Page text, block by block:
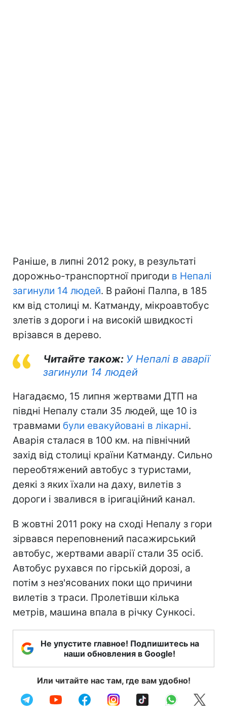
Раніше, в липні 2012 року, в результаті
дорожньо-транспортної пригоди в Непалі
загинули 14 людей. В районі Палпа, в 185
км від столиці м. Катманду, мікроавтобус
злетів з дороги і на високій швидкості
врізався в дерево.
Читайте також: У Непалі в аварії
загинули 14 людей
Нагадаємо, 15 липня жертвами ДТП на
півдні Непалу стали 35 людей, ще 10 із
травмами були евакуйовані в лікарні.
Аварія сталася в 100 км. на північний
захід від столиці країни Катманду. Сильно
переобтяжений автобус з туристами,
деякі з яких їхали на даху, вилетів з
дороги і звалився в іригаційний канал.
В жовтні 2011 року на сході Непалу з гори
зірвався переповнений пасажирський
автобус, жертвами аварії стали 35 осіб.
Автобус рухався по гірській дорозі, а
потім з нез'ясованих поки що причини
вилетів з траси. Пролетівши кілька
метрів, машина впала в річку Сункосі.
Не упустите главное! Подпишитесь на
наши обновления в Google!
Или читайте нас там, где вам удобно!